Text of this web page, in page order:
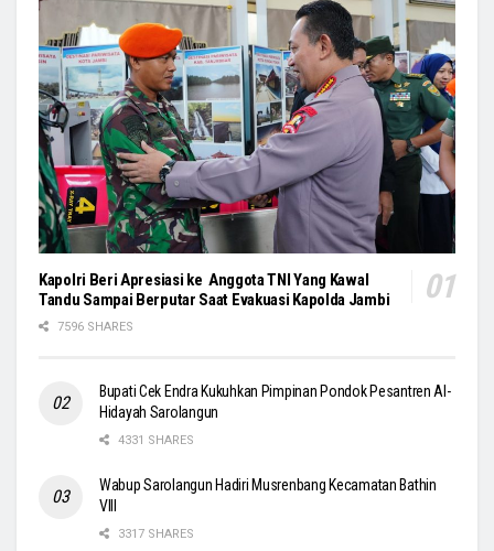
Kapolri Beri Apresiasi ke Anggota TNI Yang Kawal
Tandu Sampai Berputar Saat Evakuasi Kapolda Jambi
7596 SHARES
Bupati Cek Endra Kukuhkan Pimpinan Pondok Pesantren Al-
Hidayah Sarolangun
4331 SHARES
Wabup Sarolangun Hadiri Musrenbang Kecamatan Bathin
VIII
3317 SHARES